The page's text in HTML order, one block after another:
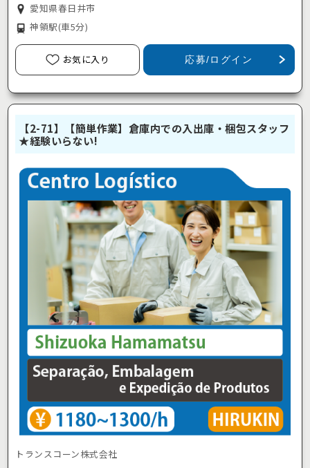
愛知県春日井市
神領駅(車5分)
お気に入り 応募/ログイン
【2-71】【簡単作業】倉庫内での入出庫・梱包スタッフ
★経験いらない!
トランスコーン株式会社